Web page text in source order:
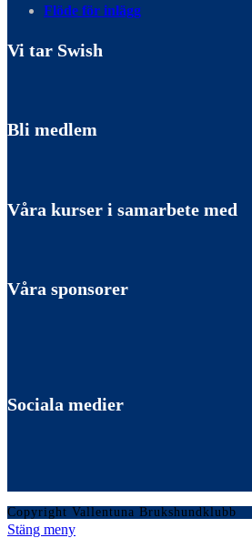
Flöde för inlägg
Vi tar Swish
Bli medlem
Våra kurser i samarbete med
Våra sponsorer
Sociala medier
Copyright Vallentuna Brukshundklubb
Stäng meny